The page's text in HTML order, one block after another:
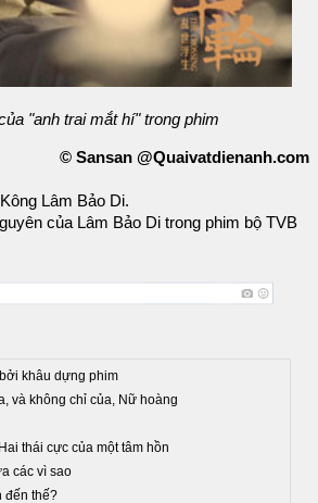
"anh trai mắt hí" trong phim
© Sansan @Quaivatdienanh.com
Lâm Bảo Di.
của Lâm Bảo Di trong phim bộ TVB
khâu dựng phim
và không chỉ của, Nữ hoàng
thái cực của một tâm hồn
các vì sao
đến thế?